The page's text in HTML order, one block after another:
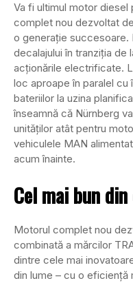
Va fi ultimul motor
complet nou dezvoltat
o generație
decalajului în tranziția de
acționările electrificate.
loc aproape în paralel
bateriilor la uzina
înseamnă că Nürnberg
unităților atât pentru
vehiculele MAN
acum înainte.
Cel mai bun din
Motorul complet nou
combinată a mărcilor
dintre cele mai
din lume – cu o eficiență